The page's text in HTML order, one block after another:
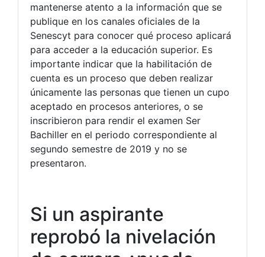
mantenerse atento a la información que se
publique en los canales oficiales de la
Senescyt para conocer qué proceso aplicará
para acceder a la educación superior. Es
importante indicar que la habilitación de
cuenta es un proceso que deben realizar
únicamente las personas que tienen un cupo
aceptado en procesos anteriores, o se
inscribieron para rendir el examen Ser
Bachiller en el periodo correspondiente al
segundo semestre de 2019 y no se
presentaron.
Si un aspirante
reprobó la nivelación